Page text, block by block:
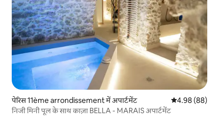
पेरिस 11ème arrondissement में अपार्टमेंट औसत रेटिंग 5 में
4.98 (88)
निजी मिनी पूल के साथ काज़ा BELLA - MARAIS अपार्टमेंट